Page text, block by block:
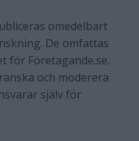
omedelbart
De omfattas
för Företagande.se.
och moderera
själv för